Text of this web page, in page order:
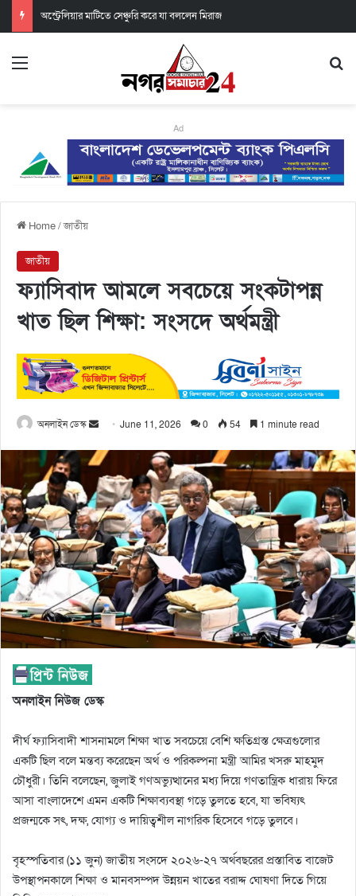
অস্ট্রেলিয়ার মাটিতে সেঞ্চুরি করে যা বললেন মিরাজ
Ad
Home/জাতীয়
জাতীয়
ফ্যাসিবাদ আমলে সবচেয়ে সংকটাপন্ন
খাত ছিল শিক্ষা: সংসদে অর্থমন্ত্রী
অনলাইন ডেস্ক June 11, 2026 0 54 1 minute read
অনলাইন নিউজ ডেস্ক
দীর্ঘ ফ্যাসিবাদী শাসনামলে শিক্ষা খাত সবচেয়ে বেশি ক্ষতিগ্রস্ত ক্ষেত্রগুলোর
একটি ছিল বলে মন্তব্য করেছেন অর্থ ও পরিকল্পনা মন্ত্রী আমির খসরু মাহমুদ
চৌধুরী। তিনি বলেছেন, জুলাই গণঅভ্যুত্থানের মধ্য দিয়ে গণতান্ত্রিক ধারায় ফিরে
আসা বাংলাদেশে এমন একটি শিক্ষাব্যবস্থা গড়ে তুলতে হবে, যা ভবিষ্যৎ
প্রজন্মকে সৎ, দক্ষ, যোগ্য ও দায়িত্বশীল নাগরিক হিসেবে গড়ে তুলবে।
বৃহস্পতিবার (১১ জুন) জাতীয় সংসদে ২০২৬-২৭ অর্থবছরের প্রস্তাবিত বাজেট
উপস্থাপনকালে শিক্ষা ও মানবসম্পদ উন্নয়ন খাতের বরাদ্দ ঘোষণা দিতে গিয়ে